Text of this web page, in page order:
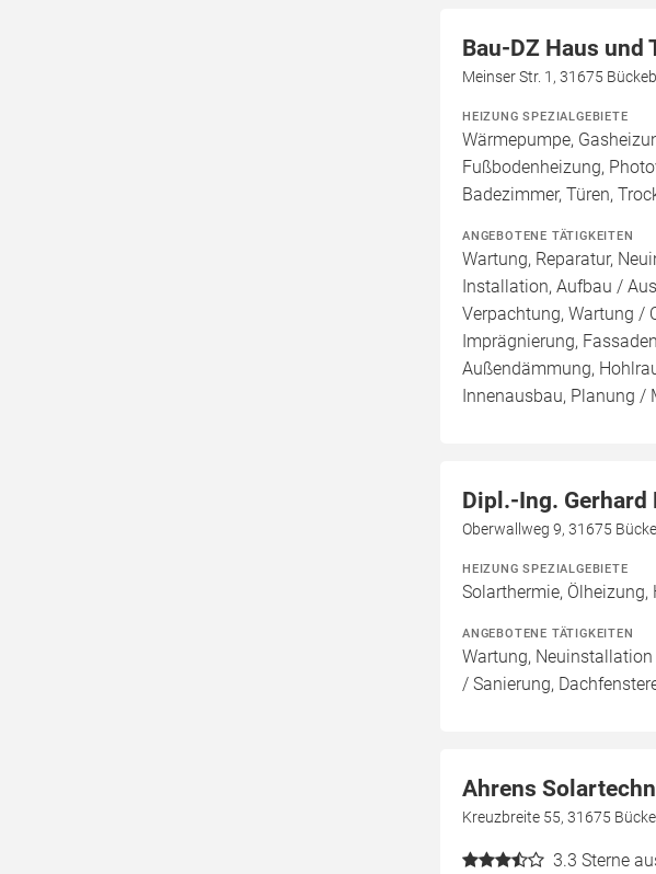
Bau-DZ Haus und
Meinser Str. 1, 31675
HEIZUNG SPEZIALGEBIETE
Wärmepumpe,
Fußbodenheizung,
Badezimmer, Türen,
ANGEBOTENE TÄTIGKEITEN
Wartung, Reparatur,
Installation, Aufbau /
Verpachtung, Wartung /
Imprägnierung,
Außendämmung,
Innenausbau, Planung /
Dipl.-Ing. Gerhard
Oberwallweg 9, 31675
HEIZUNG SPEZIALGEBIETE
Solarthermie, Ölheizung,
ANGEBOTENE TÄTIGKEITEN
Wartung,
/ Sanierung,
Ahrens
Kreuzbreite 55, 31675
3.3 Sterne